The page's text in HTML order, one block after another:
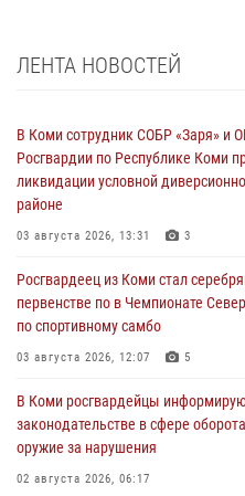
ЛЕНТА НОВОСТЕЙ
В Коми сотрудник СОБР «Заря» и
Росгвардии по Республике Коми
ликвидации условной
районе
03 августа 2026, 13:31 3
Росгвардеец из Коми стал
первенстве по в Чемпионате
по спортивному самбо
03 августа 2026, 12:07 5
В Коми росгвардейцы
законодательстве в сфере
оружие за нарушения
02 августа 2026, 06:17